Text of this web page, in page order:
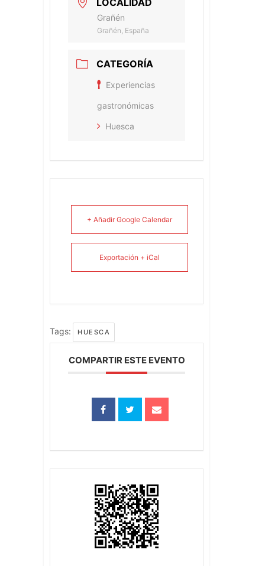
LOCALIDAD
Grañén
Grañén, España
CATEGORÍA
Experiencias
gastronómicas
Huesca
+ Añadir Google Calendar
Exportación + iCal
Tags: HUESCA
COMPARTIR ESTE EVENTO